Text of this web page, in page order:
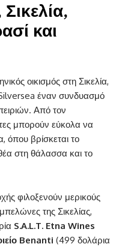
και
οικισμός στη Σικελία,
έναν συνδυασμό
Από τον
μπορούν εύκολα να
όπου βρίσκεται το
στη θάλασσα και το
φιλοξενούν μερικούς
της Σικελίας,
S.A.L.T. Etna Wines
Benanti (499 δολάρια